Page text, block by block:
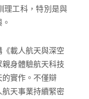
理工科，特別是與
載人航天與深空
身體驗航天科技
實作。不僅辯
天事業持續緊密